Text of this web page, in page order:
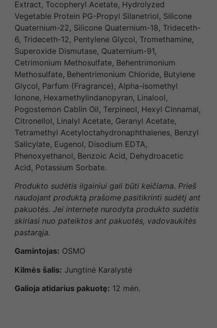
Extract, Tocopheryl Acetate, Hydrolyzed
Vegetable Protein PG-Propyl Silanetriol, Silicone
Quaternium-22, Silicone Quaternium-18, Trideceth-
6, Trideceth-12, Pentylene Glycol, Tromethamine,
Superoxide Dismutase, Quaternium-91,
Cetrimonium Methosulfate, Behentrimonium
Methosulfate, Behentrimonium Chloride, Butylene
Glycol, Parfum (Fragrance), Alpha-isomethyl
Ionone, Hexamethylindanopyran, Linalool,
Pogostemon Cablin Oil, Terpineol, Hexyl Cinnamal,
Citronellol, Linalyl Acetate, Geranyl Acetate,
Tetramethyl Acetyloctahydronaphthalenes, Benzyl
Salicylate, Eugenol, Disodium EDTA,
Phenoxyethanol, Benzoic Acid, Dehydroacetic
Acid, Potassium Sorbate.
Produkto sudėtis ilgainiui gali būti keičiama. Prieš
naudojant produktą prašome pasitikrinti sudėtį ant
pakuotės. Jei internete nurodyta produkto sudėtis
skiriasi nuo pateiktos ant pakuotės, vadovaukitės
pastarąja.
Gamintojas: OSMO
Kilmės šalis: Jungtinė Karalystė
Galioja atidarius pakuotę: 12 mėn.